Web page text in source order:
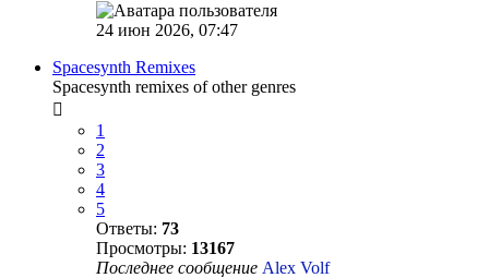
24 июн 2026, 07:47
Spacesynth Remixes
Spacesynth remixes of other genres
1
2
3
4
5
Ответы: 73
Просмотры: 13167
Последнее сообщение Alex Volf